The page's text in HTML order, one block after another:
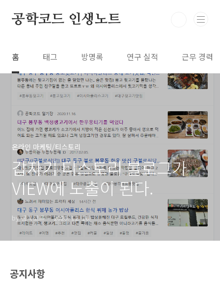
공학코드 인생노트
홈 태그 방명록 연구 실적 근무 경력
온라인 마케팅/티스토리
갑자기 티스토리 블로그가
VIEW에 노출이 된다.
by 공학코드 2020. 12. 10.
공지사항